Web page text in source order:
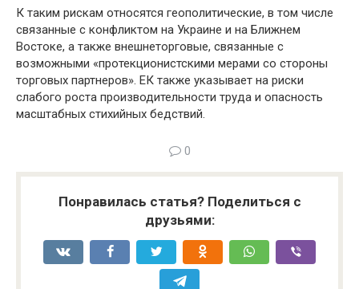
К таким рискам относятся геополитические, в том числе
связанные с конфликтом на Украине и на Ближнем
Востоке, а также внешнеторговые, связанные с
возможными «протекционистскими мерами со стороны
торговых партнеров». ЕК также указывает на риски
слабого роста производительности труда и опасность
масштабных стихийных бедствий.
0
Понравилась статья? Поделиться с
друзьями: